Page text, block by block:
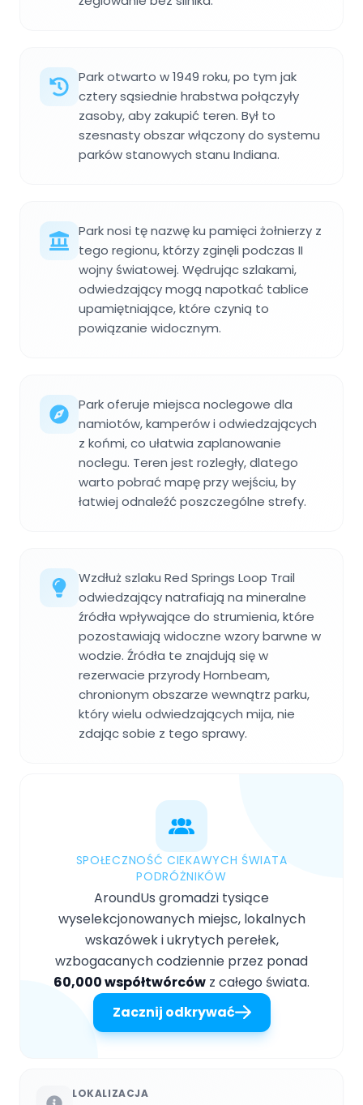
Park otwarto w 1949 roku, po tym jak
cztery sąsiednie hrabstwa połączyły
zasoby, aby zakupić teren. Był to
szesnasty obszar włączony do systemu
parków stanowych stanu Indiana.
Park nosi tę nazwę ku pamięci żołnierzy z
tego regionu, którzy zginęli podczas II
wojny światowej. Wędrując szlakami,
odwiedzający mogą napotkać tablice
upamiętniające, które czynią to
powiązanie widocznym.
Park oferuje miejsca noclegowe dla
namiotów, kamperów i odwiedzających
z końmi, co ułatwia zaplanowanie
noclegu. Teren jest rozległy, dlatego
warto pobrać mapę przy wejściu, by
łatwiej odnaleźć poszczególne strefy.
Wzdłuż szlaku Red Springs Loop Trail
odwiedzający natrafiają na mineralne
źródła wpływające do strumienia, które
pozostawiają widoczne wzory barwne w
wodzie. Źródła te znajdują się w
rezerwacie przyrody Hornbeam,
chronionym obszarze wewnątrz parku,
który wielu odwiedzających mija, nie
zdając sobie z tego sprawy.
SPOŁECZNOŚĆ CIEKAWYCH ŚWIATA
PODRÓŻNIKÓW
AroundUs gromadzi tysiące
wyselekcjonowanych miejsc, lokalnych
wskazówek i ukrytych perełek,
wzbogacanych codziennie przez ponad
60,000 współtwórców z całego świata.
Zacznij odkrywać
LOKALIZACJA